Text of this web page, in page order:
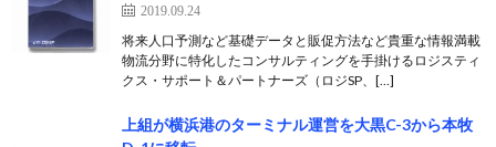
2019.09.24
将来人口予測など基礎データと販促方法など貴重な情報満載
物流分野に特化したコンサルティングを手掛けるロジスティ
クス・サポート＆パートナーズ（ロジSP、[…]
上組が横浜港のターミナル運営を大黒C-3から本牧